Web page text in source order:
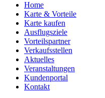
Home
Karte & Vorteile
Karte kaufen
Ausflugsziele
Vorteilspartner
Verkaufsstellen
Aktuelles
Veranstaltungen
Kundenportal
Kontakt